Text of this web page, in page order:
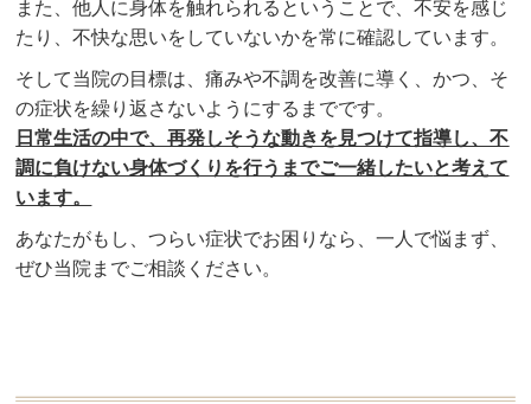
また、他人に身体を触れられるということで、不安を感じ
たり、不快な思いをしていないかを常に確認しています。
そして当院の目標は、痛みや不調を改善に導く、かつ、そ
の症状を繰り返さないようにするまでです。
日常生活の中で、再発しそうな動きを見つけて指導し、不
調に負けない身体づくりを行うまでご一緒したいと考えて
います。
あなたがもし、つらい症状でお困りなら、一人で悩まず、
ぜひ当院までご相談ください。